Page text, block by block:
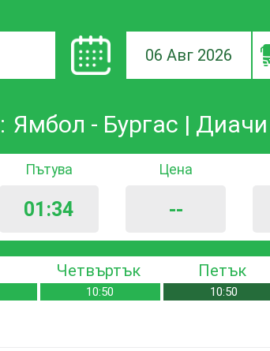
06 Авг 2026
Ямбол - Бургас | Диачи
Пътува
01:34
Цена
--
Четвъртък
10:50
Петък
10:50